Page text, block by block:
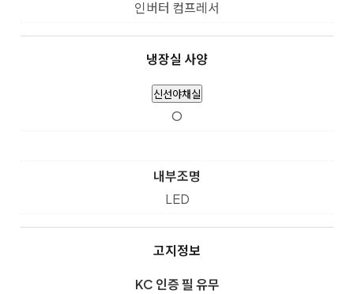
인버터 컴프레서
냉장실 사양
신선야채실
O
내부조명
LED
고지정보
KC 인증 필 유무